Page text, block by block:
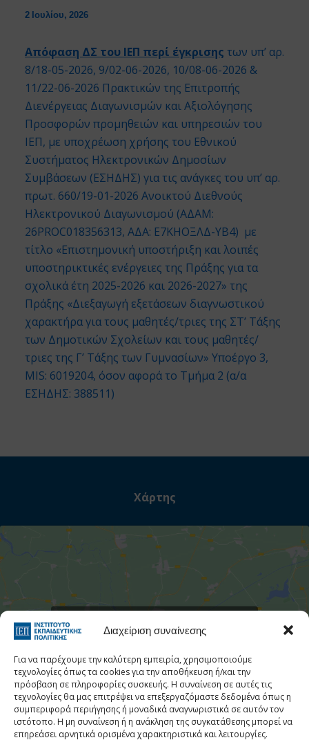
Διαχείριση συναίνεσης
Για να παρέχουμε την καλύτερη εμπειρία, χρησιμοποιούμε
τεχνολογίες όπως τα cookies για την αποθήκευση ή/και την
πρόσβαση σε πληροφορίες συσκευής. Η συναίνεση σε αυτές τις
τεχνολογίες θα μας επιτρέψει να επεξεργαζόμαστε δεδομένα όπως η
συμπεριφορά περιήγησης ή μοναδικά αναγνωριστικά σε αυτόν τον
ιστότοπο. Η μη συναίνεση ή η ανάκληση της συγκατάθεσης μπορεί να
επηρεάσει αρνητικά ορισμένα χαρακτηριστικά και λειτουργίες.
2 Ιουλίου, 2026
Απόφαση ΔΣ του ΙΕΠ περί έγκρισης των υπ’ αρ.
8/18-05-2026, 9/02-06-2026, 10/08-06-2026 &
11/22-06-2026 Πρακτικών της Επιτροπής
Διενέργειας Διαγωνισμών και Αξιολόγησης
Προσφορών προμηθειών και υπηρεσιών του
ΙΕΠ, με υποχρέωση χρήσης του Εθνικού
Συστήματος Ηλεκτρονικών Δημοσίων
Συμβάσεων (ΕΣΗΔΗΣ) για τις ανάγκες του υπ’ αρ.
πρωτ. 660/19-01-2026 Ανοικτού Διεθνούς
Ηλεκτρονικού Διαγωνισμού (ΑΔΑΜ:
26PROC018356313, ΑΔΑ: Ε7ΚΗΟΞΛΔ-ΥΒ4) με
τίτλο «Επιστημονική υποστήριξη και λοιπές
υποστηρικτικές ενέργειες της Πράξης για τα
σχολικά έτη 2025-2026 και 2026-2027» της
Πράξης «Διεξαγωγή εξετάσεων διαγνωστικού
χαρακτήρα για τους μαθητές/τριες της ΣΤ’ Τάξης
των Δημοτικών Σχολείων και τους μαθητές/
τριες της Γ’ Τάξης των Γυμνασίων» Υποέργο 3,
MIS: 6019204, όσον αφορά τo Tμήμα 2 (α/α
ΕΣΗΔΗΣ: 388511)
Χάρτης
εμπορικής προώθησης και να
ενεργοποιήσετε αυτό το περιεχόμενο